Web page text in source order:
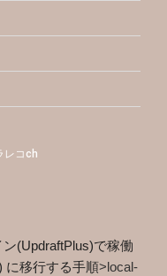
ン(UpdraftPlus)で稼働
に移行する手順>local-